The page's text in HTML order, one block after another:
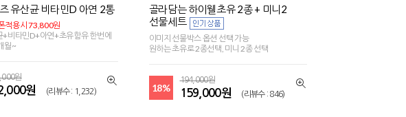
유산균 비타민D 아연 2통
적용시 73,800원
비타민D+아연+초유함유 한번에
월~
원
원 (리뷰수 : 1,232)
골라담는 하이웰초유 2종 + 미니2
선물세트
이미지 선물박스 옵션 선택 가능
원하는 초유로 2종선택, 미니 2종 선택
18%
194,000원
159,000원 (리뷰수 : 846)